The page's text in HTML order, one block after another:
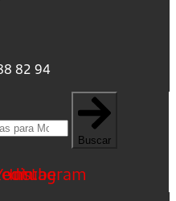
82 94
Buscar
Instagram